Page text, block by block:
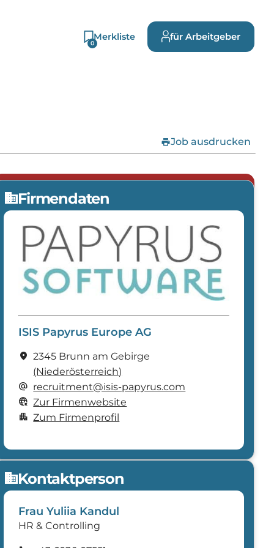
0
Merkliste für Arbeitgeber
printJob ausdrucken
domainFirmendaten
ISIS Papyrus Europe AG
location_on 2345 Brunn am Gebirge
(Nieder­österreich)
alternate_email recruitment@isis-papyrus.com
captive_portal Zur Firmenwebsite
apartment Zum Firmenprofil
domainKontaktperson
Frau Yuliia Kandul
HR & Controlling